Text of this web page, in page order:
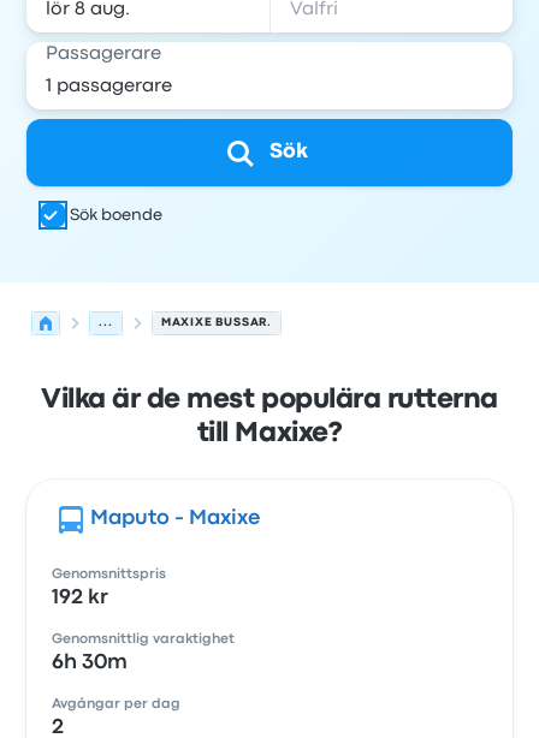
Passagerare
Sök
Sök boende
... MAXIXE BUSSAR.
Vilka är de mest populära rutterna
till Maxixe?
Maputo - Maxixe
Genomsnittspris
192 kr
Genomsnittlig varaktighet
6h 30m
Avgångar per dag
2